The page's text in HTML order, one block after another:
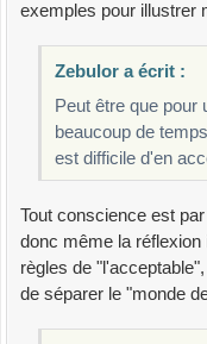
exemples pour illustrer
Zebulor a écrit :
Peut être que pour
beaucoup de
est difficile d'en
Tout conscience est
donc même la
règles de
de séparer le "monde